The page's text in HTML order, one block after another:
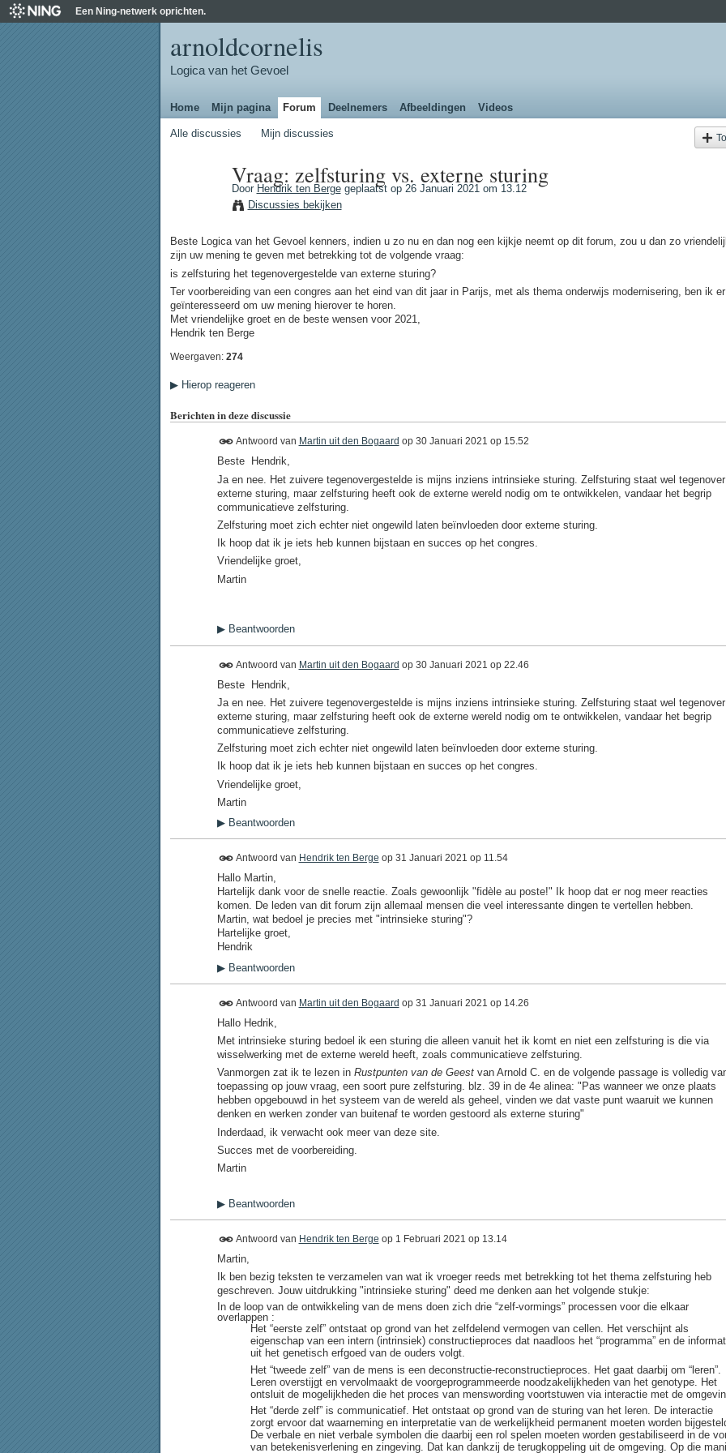
Een Ning-netwerk oprichten.
arnoldcornelis
Logica van het Gevoel
Home Mijn pagina Forum Deelnemers Afbeeldingen Videos
Alle discussies Mijn discussies
Vraag: zelfsturing vs. externe sturing
Door Hendrik ten Bergegeplaatst op 26 Januari 2021 om 13.12
Discussies bekijken
Beste Logica van het Gevoel kenners, indien u zo nu en dan nog een kijkje neemt op dit forum, zou u dan zo
zijn uw mening te geven met betrekking tot de volgende vraag:
is zelfsturing het tegenovergestelde van externe sturing?
Ter voorbereiding van een congres aan het eind van dit jaar in Parijs, met als thema onderwijs modernisering, ben ik
geïnteresseerd om uw mening hierover te horen.
Met vriendelijke groet en de beste wensen voor 2021,
Hendrik ten Berge
Weergaven: 274
▶Hierop reageren
Berichten in deze discussie
Antwoord van Martin uit den Bogaard op 30 Januari 2021 op 15.52
Beste Hendrik,
Ja en nee. Het zuivere tegenovergestelde is mijns inziens intrinsieke sturing. Zelfsturing staat wel tegenover
externe sturing, maar zelfsturing heeft ook de externe wereld nodig om te ontwikkelen, vandaar het begrip
communicatieve zelfsturing.
Zelfsturing moet zich echter niet ongewild laten beïnvloeden door externe sturing.
Ik hoop dat ik je iets heb kunnen bijstaan en succes op het congres.
Vriendelijke groet,
Martin
▶Beantwoorden
Antwoord van Martin uit den Bogaard op 30 Januari 2021 op 22.46
Beste Hendrik,
Ja en nee. Het zuivere tegenovergestelde is mijns inziens intrinsieke sturing. Zelfsturing staat wel tegenover
externe sturing, maar zelfsturing heeft ook de externe wereld nodig om te ontwikkelen, vandaar het begrip
communicatieve zelfsturing.
Zelfsturing moet zich echter niet ongewild laten beïnvloeden door externe sturing.
Ik hoop dat ik je iets heb kunnen bijstaan en succes op het congres.
Vriendelijke groet,
Martin
▶Beantwoorden
Antwoord van Hendrik ten Berge op 31 Januari 2021 op 11.54
Hallo Martin,
Hartelijk dank voor de snelle reactie. Zoals gewoonlijk "fidèle au poste!" Ik hoop dat er nog meer reacties
komen. De leden van dit forum zijn allemaal mensen die veel interessante dingen te vertellen hebben.
Martin, wat bedoel je precies met "intrinsieke sturing"?
Hartelijke groet,
Hendrik
▶Beantwoorden
Antwoord van Martin uit den Bogaard op 31 Januari 2021 op 14.26
Hallo Hedrik,
Met intrinsieke sturing bedoel ik een sturing die alleen vanuit het ik komt en niet een zelfsturing is die via
wisselwerking met de externe wereld heeft, zoals communicatieve zelfsturing.
Vanmorgen zat ik te lezen in Rustpunten van de Geest van Arnold C. en de volgende passage is volledig
toepassing op jouw vraag, een soort pure zelfsturing. blz. 39 in de 4e alinea: "Pas wanneer we onze plaats
hebben opgebouwd in het systeem van de wereld als geheel, vinden we dat vaste punt waaruit we kunnen
denken en werken zonder van buitenaf te worden gestoord als externe sturing"
Inderdaad, ik verwacht ook meer van deze site.
Succes met de voorbereiding.
Martin
▶Beantwoorden
Antwoord van Hendrik ten Berge op 1 Februari 2021 op 13.14
Martin,
Ik ben bezig teksten te verzamelen van wat ik vroeger reeds met betrekking tot het thema zelfsturing heb
geschreven. Jouw uitdrukking "intrinsieke sturing" deed me denken aan het volgende stukje:
In de loop van de ontwikkeling van de mens doen zich drie “zelf-vormings” processen voor die elkaar
overlappen :
Het “eerste zelf” ontstaat op grond van het zelfdelend vermogen van cellen. Het verschijnt als
eigenschap van een intern (intrinsiek) constructieproces dat naadloos het “programma” en de
uit het genetisch erfgoed van de ouders volgt.
Het “tweede zelf” van de mens is een deconstructie-reconstructieproces. Het gaat daarbij om “leren”.
Leren overstijgt en vervolmaakt de voorgeprogrammeerde noodzakelijkheden van het genotype. Het
ontsluit de mogelijkheden die het proces van menswording voortstuwen via interactie met de
Het “derde zelf” is communicatief. Het ontstaat op grond van de sturing van het leren. De interactie
zorgt ervoor dat waarneming en interpretatie van de werkelijkheid permanent moeten worden
De verbale en niet verbale symbolen die daarbij een rol spelen moeten worden gestabiliseerd in de
van betekenisverlening en zingeving. Dat kan dankzij de terugkoppeling uit de omgeving. Op die